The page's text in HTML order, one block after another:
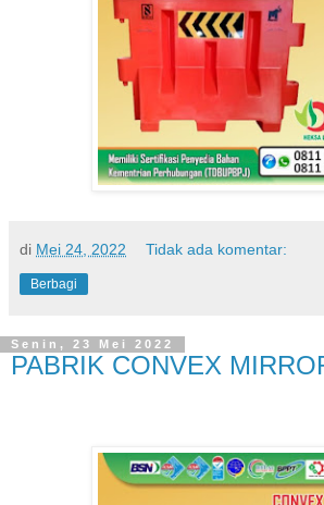
di Mei 24, 2022 Tidak ada komentar:
Berbagi
Senin, 23 Mei 2022
PABRIK CONVEX